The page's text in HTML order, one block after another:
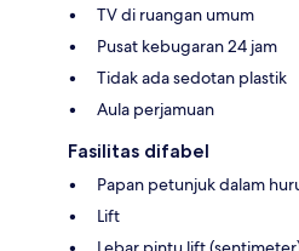
TV di ruangan umum
Pusat kebugaran 24 jam
Tidak ada sedotan plastik
Aula perjamuan
Fasilitas difabel
Papan petunjuk dalam
Lift